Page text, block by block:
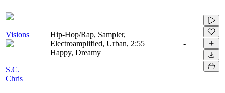
Visions
S.C.
Chris
Hip-Hop/Rap, Sampler,
Electroamplified, Urban,
Happy, Dreamy
2:55 -